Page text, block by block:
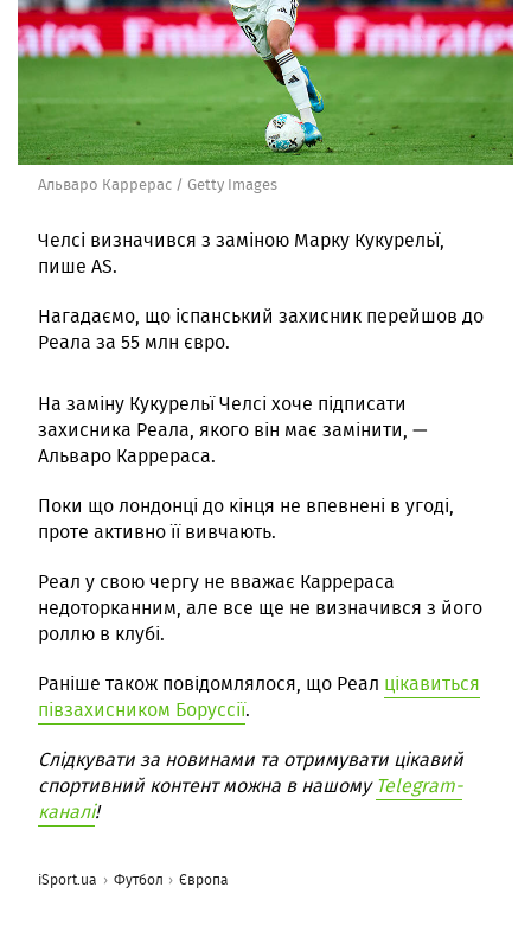
Альваро Каррерас / Getty Images
Челсі визначився з заміною Марку Кукурельї,
пише AS.
Нагадаємо, що іспанський захисник перейшов до
Реала за 55 млн євро.
На заміну Кукурельї Челсі хоче підписати
захисника Реала, якого він має замінити, —
Альваро Каррераса.
Поки що лондонці до кінця не впевнені в угоді,
проте активно її вивчають.
Реал у свою чергу не вважає Каррераса
недоторканним, але все ще не визначився з його
роллю в клубі.
Раніше також повідомлялося, що Реал цікавиться
півзахисником Боруссії.
Слідкувати за новинами та отримувати цікавий
спортивний контент можна в нашомуTelegram-
каналі!
iSport.ua Футбол Європа